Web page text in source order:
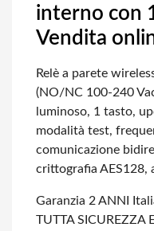
interno con
Vendita
Relè a parete
(NO/NC 100-240
luminoso, 1 tasto,
modalità test,
comunicazione
crittografia AES128,
Garanzia 2 ANNI
TUTTA SICUREZZA